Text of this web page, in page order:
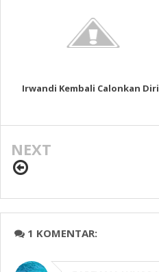
Irwandi Kembali Calonkan Diri
NEXT
1 KOMENTAR: